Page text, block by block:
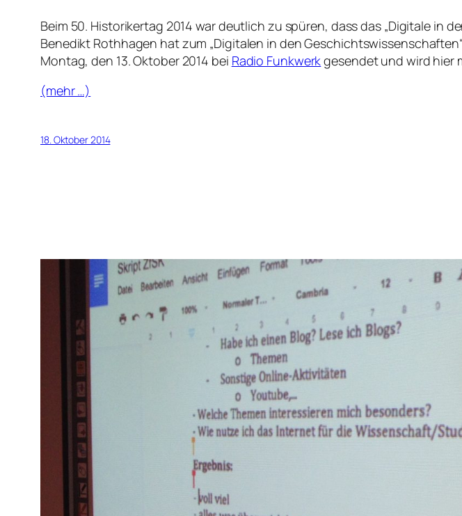
Beim 50. Historikertag 2014 war deutlich zu spüren, dass das „Digitale
Benedikt Rothhagen hat zum „Digitalen in den
Montag, den 13. Oktober 2014 bei Radio Funkwerkgesendet und wird hier
(mehr …)
18. Oktober 2014